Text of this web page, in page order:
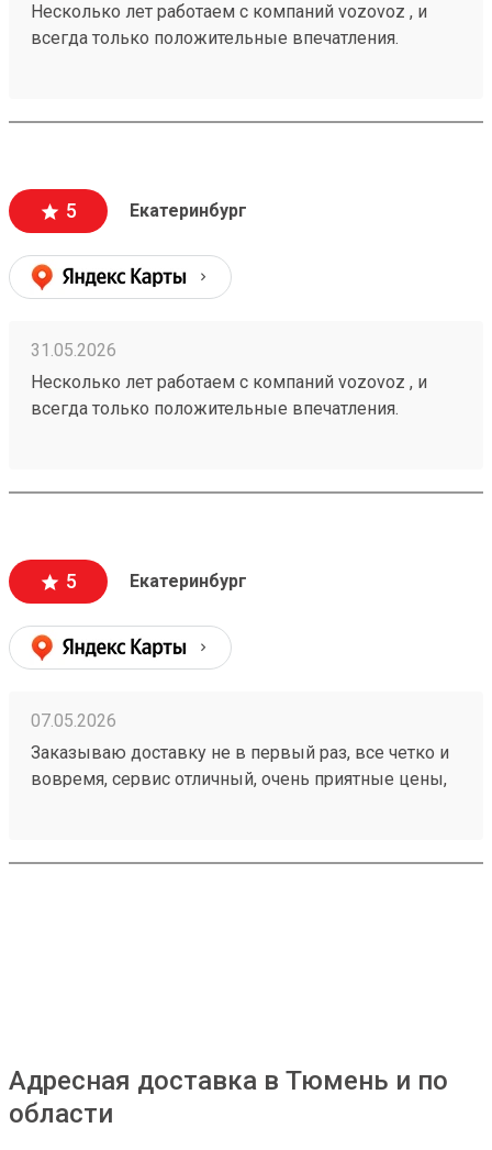
Несколько лет работаем с компаний vozovoz , и
всегда только положительные впечатления.
можно посмотреть всю интересующую
сохранности , и сотрудники аккуратны при загрузке
, выгрузке 🙌🏻 Заказ 260502771
5 Екатеринбург
31.05.2026
Несколько лет работаем с компаний vozovoz , и
всегда только положительные впечатления.
можно посмотреть всю интересующую
сохранности , и сотрудники аккуратны при загрузке
, выгрузке 🙌🏻 Заказ 260502771
5 Екатеринбург
07.05.2026
Заказываю доставку не в первый раз, все четко и
вовремя, сервис отличный, очень приятные цены,
Адресная доставка в Тюмень и по
области